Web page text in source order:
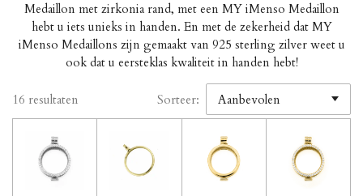
Medaillon met zirkonia rand, met een MY iMenso Medaillon
hebt u iets unieks in handen. En met de zekerheid dat MY
iMenso Medaillons zijn gemaakt van 925 sterling zilver weet u
ook dat u eersteklas kwaliteit in handen hebt!
16 resultaten Sorteer: